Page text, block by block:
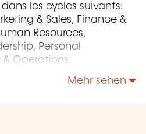
les cycles suivants:
& Sales, Finance &
Resources,
Personal
& Operations.
Mehr sehen